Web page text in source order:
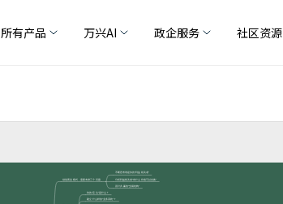
所有产品 万兴AI 政企服务 社区资源